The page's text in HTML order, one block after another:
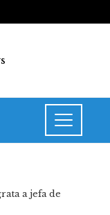
a jefa de